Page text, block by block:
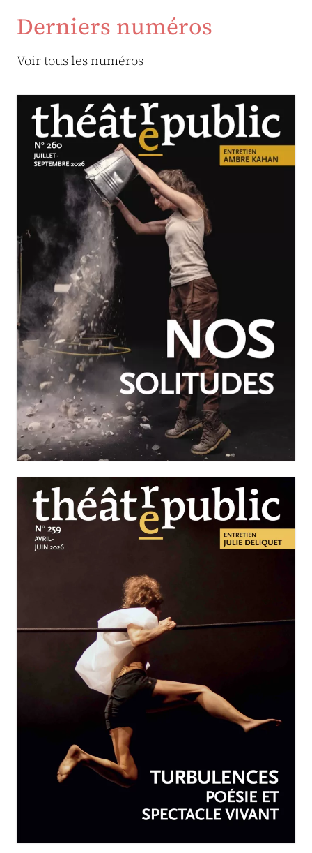
Derniers numéros
Voir tous les numéros
JUILLET-SEPTEMBRE 2026
N°260
Nos solitudes
AVRIL-JUIN 2026
N°259
Turbulences : poésie et
spectacle vivant